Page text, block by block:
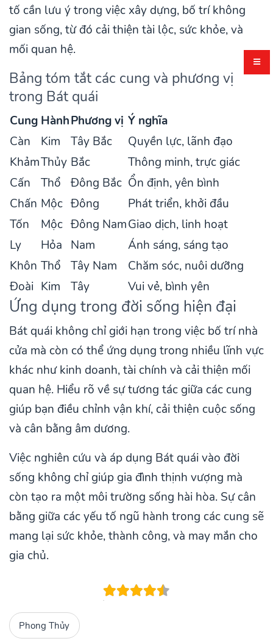
tố cần lưu ý trong việc xây dựng, bố trí không
gian sống, từ đó cải thiện tài lộc, sức khỏe, và
mối quan hệ.
Bảng tóm tắt các cung và phương vị
trong Bát quái
Cung HànhPhương vị Ý nghĩa
Càn
Kim Tây Bắc
Quyền lực, lãnh đạo
KhảmThủy Bắc
Thông minh, trực giác
Cấn
Thổ Đông Bắc Ổn định, yên bình
Chấn Mộc Đông
Phát triển, khởi đầu
Tốn
Mộc Đông NamGiao dịch, linh hoạt
Ly
Hỏa Nam
Ánh sáng, sáng tạo
Khôn Thổ Tây Nam
Chăm sóc, nuôi dưỡng
Đoài Kim Tây Vui vẻ, bình yên
Ứng dụng trong đời sống hiện đại
Bát quái không chỉ giới hạn trong việc bố trí nhà
cửa mà còn có thể ứng dụng trong nhiều lĩnh vực
khác như kinh doanh, tài chính và cải thiện mối
quan hệ. Hiểu rõ về sự tương tác giữa các cung
giúp bạn điều chỉnh vận khí, cải thiện cuộc sống
và cân bằng âm dương.
Việc nghiên cứu và áp dụng Bát quái vào đời
sống không chỉ giúp gia đình thịnh vượng mà
còn tạo ra một môi trường sống hài hòa. Sự cân
bằng giữa các yếu tố ngũ hành trong các cung sẽ
mang lại sức khỏe, thành công, và may mắn cho
gia chủ.
Phong Thủy